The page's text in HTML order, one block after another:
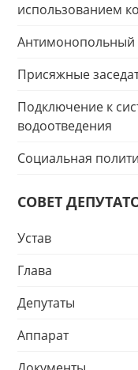
использованием
Антимонопольный
Присяжные
Подключение к
водоотведения
Социальная
СОВЕТ
Устав
Глава
Депутаты
Аппарат